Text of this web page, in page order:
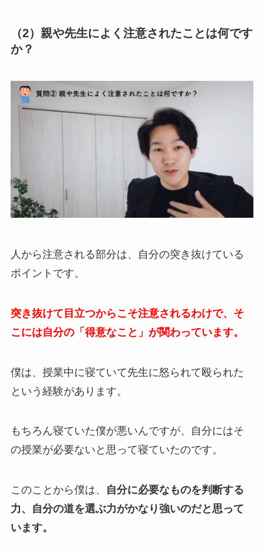
（2）親や先生によく注意されたことは何です
か？
人から注意される部分は、自分の突き抜けている
ポイントです。
突き抜けて目立つからこそ注意されるわけで、そ
こには自分の「得意なこと」が関わっています。
僕は、授業中に寝ていて先生に怒られて殴られた
という経験があります。
もちろん寝ていた僕が悪いんですが、自分にはそ
の授業が必要ないと思って寝ていたのです。
このことから僕は、
自分に必要なものを判断する
力、自分の道を選ぶ力がかなり強いのだと思って
います。